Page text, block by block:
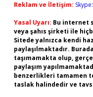
Reklam ve İletişim:
Yasal Uyarı: Bu internet
veya şahıs şirketi ile
Sitede yalnızca kendi
paylaşılmaktadır.
taşımamakta olup,
paylaşım
benzerlikleri tamamen
taslak halindedir ve